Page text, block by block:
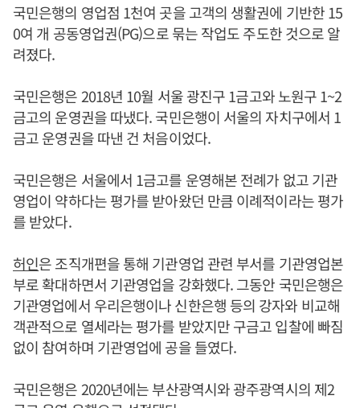
국민은행의 영업점 1천여 곳을 고객의 생활권에 기반한 15
0여 개 공동영업권(PG)으로 묶는 작업도 주도한 것으로 알
려졌다.
국민은행은 2018년 10월 서울 광진구 1금고와 노원구 1~2
금고의 운영권을 따냈다. 국민은행이 서울의 자치구에서 1
금고 운영권을 따낸 건 처음이었다.
국민은행은 서울에서 1금고를 운영해본 전례가 없고 기관
영업이 약하다는 평가를 받아왔던 만큼 이례적이라는 평가
를 받았다.
허인은 조직개편을 통해 기관영업 관련 부서를 기관영업본
부로 확대하면서 기관영업을 강화했다. 그동안 국민은행은
기관영업에서 우리은행이나 신한은행 등의 강자와 비교해
객관적으로 열세라는 평가를 받았지만 구금고 입찰에 빠짐
없이 참여하며 기관영업에 공을 들였다.
국민은행은 2020년에는 부산광역시와 광주광역시의 제2